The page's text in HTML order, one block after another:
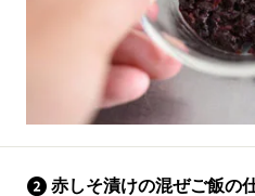
赤しそ漬けの混ぜご飯の